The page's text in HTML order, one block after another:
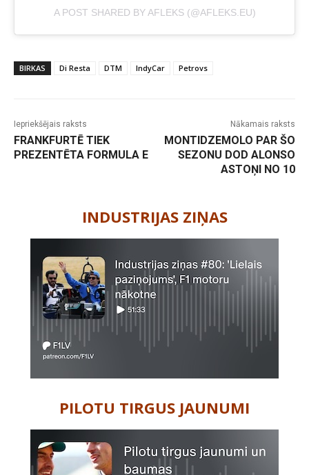
A POST SHARED BY AFLEKS (@AFLEKS.EU)
BIRKAS Di Resta DTM IndyCar Petrovs
Iepriekšējais raksts
FRANKFURTĒ TIEK
PREZENTĒTA FORMULA E
Nākamais raksts
MONTIDZEMOLO PAR ŠO
SEZONU DOD ALONSO
ASTOŅI NO 10
INDUSTRIJAS ZIŅAS
PILOTU TIRGUS JAUNUMI